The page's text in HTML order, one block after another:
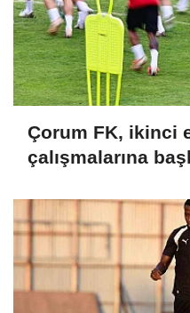
Çorum FK, ikinci
çalışmalarına